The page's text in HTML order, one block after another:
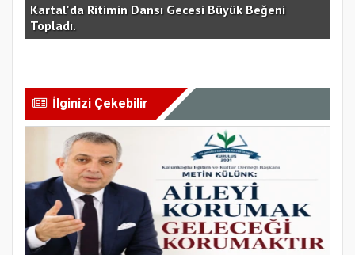
Kartal'da Ritimin Dansı Gecesi Büyük Beğeni
Topladı.
İlginizi Çekebilir